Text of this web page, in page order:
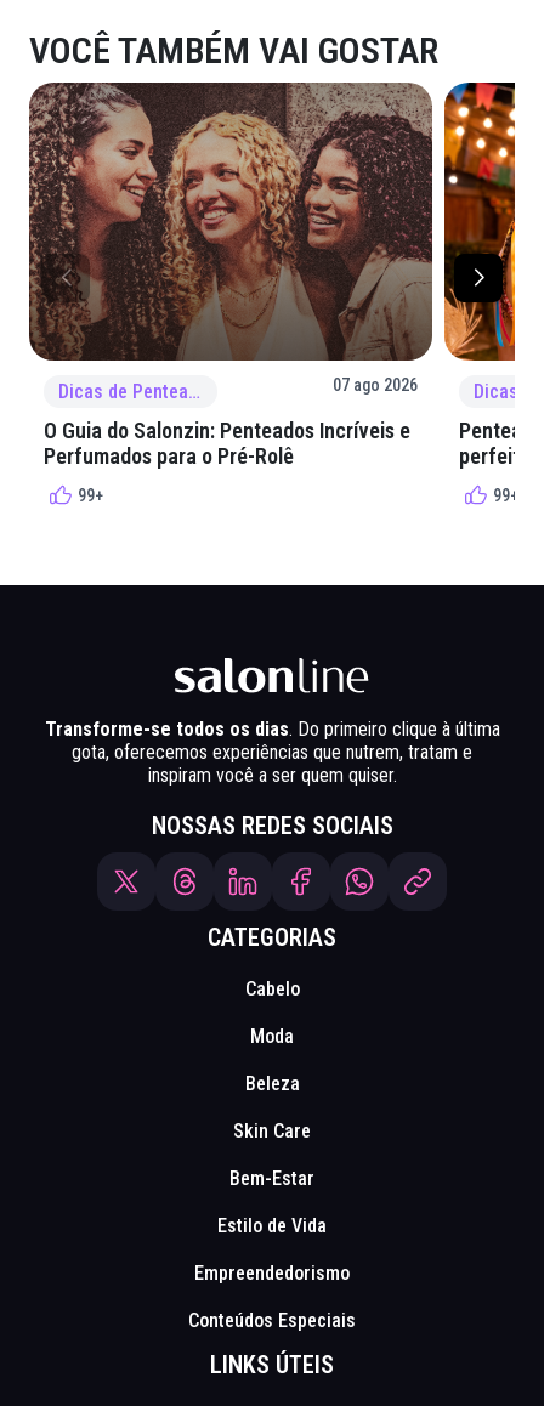
VOCÊ TAMBÉM VAI GOSTAR
Dicas de Penteado 07 ago 2026
O Guia do Salonzin: Penteados Incríveis e
Perfumados para o Pré-Rolê
99+
perfeita
99+
Transforme-se todos os dias. Do primeiro clique à última
gota, oferecemos experiências que nutrem, tratam e
inspiram você a ser quem quiser.
NOSSAS REDES SOCIAIS
CATEGORIAS
Cabelo
Moda
Beleza
Skin Care
Bem-Estar
Estilo de Vida
Empreendedorismo
Conteúdos Especiais
LINKS ÚTEIS